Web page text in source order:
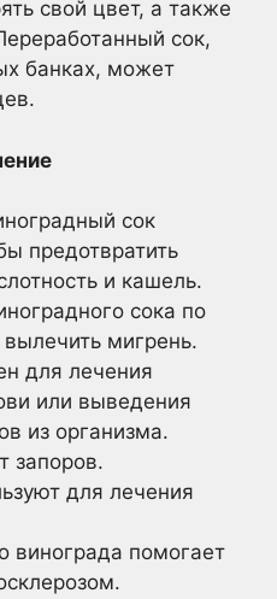
свой цвет, а также
сок,
банках, может
сок
предотвратить
и кашель.
сока по
мигрень.
для лечения
или выведения
из организма.
запоров.
для лечения
винограда помогает